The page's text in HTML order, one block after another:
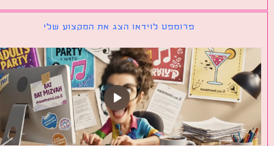
פרומפט לוידאו הצג את המקצוע שלי